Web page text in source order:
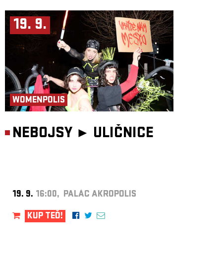
19. 9.
WOMENPOLIS
NEBOJSY ► ULIČNICE
19. 9. 16:00, PALÁC AKROPOLIS
KUP TEĎ!